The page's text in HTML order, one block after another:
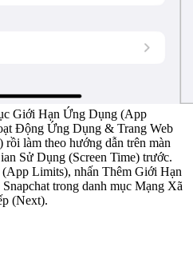
Giới Hạn Ứng Dụng (App
Động Ứng Dụng & Trang Web
làm theo hướng dẫn trên màn
Sử Dụng (Screen Time) trước.
Limits), nhấn Thêm Giới Hạn
trong danh mục Mạng Xã
(Next).